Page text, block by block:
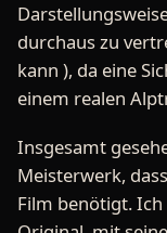
durchaus zu
kann ), da eine
einem realen
Insgesamt
Meisterwerk,
Film benötigt.